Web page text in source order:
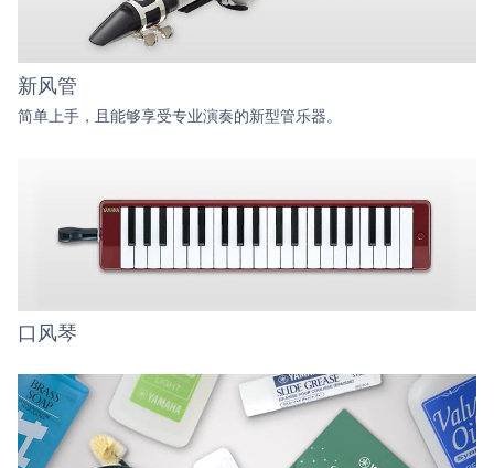
新风管
简单上手，且能够享受专业演奏的新型管乐器。
口风琴